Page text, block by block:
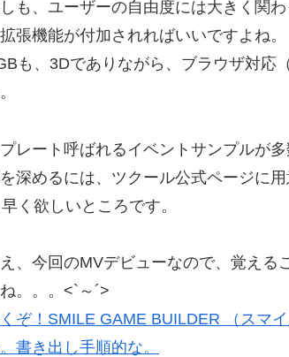
も、ユーザーの自由度には大きく関
張機能が付加されればいいですよね。
も、3Dでありながら、ブラウザ対応
レート呼ばれるイベントサンプルが
深めるには、ツクール公式ページに
く欲しいところです。
、今回のMVデビューなので、覚える
。。。<`～´>
ぞ！SMILE GAME BUILDER （スマ
書き出し手順的な。